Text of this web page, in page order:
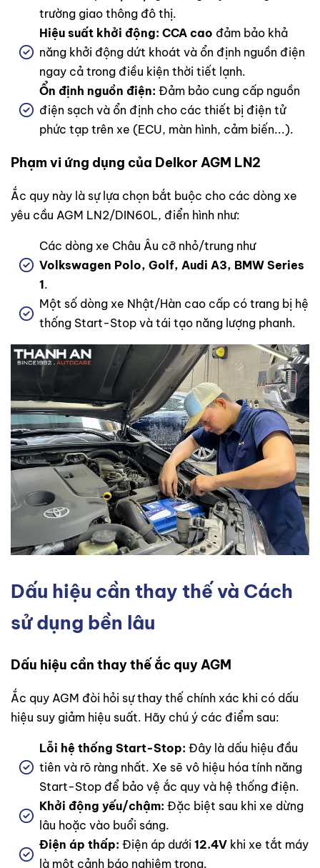
trường giao thông đô thị.
Hiệu suất khởi động: CCA cao đảm bảo khả
năng khởi động dứt khoát và ổn định nguồn điện
ngay cả trong điều kiện thời tiết lạnh.
Ổn định nguồn điện: Đảm bảo cung cấp nguồn
điện sạch và ổn định cho các thiết bị điện tử
phức tạp trên xe (ECU, màn hình, cảm biến...).
Phạm vi ứng dụng của Delkor AGM LN2
Ắc quy này là sự lựa chọn bắt buộc cho các dòng xe
yêu cầu AGM LN2/DIN60L, điển hình như:
Các dòng xe Châu Âu cỡ nhỏ/trung như
Volkswagen Polo, Golf, Audi A3, BMW Series
1.
Một số dòng xe Nhật/Hàn cao cấp có trang bị hệ
thống Start-Stop và tái tạo năng lượng phanh.
Dấu hiệu cần thay thế và Cách
sử dụng bền lâu
Dấu hiệu cần thay thế ắc quy AGM
Ắc quy AGM đòi hỏi sự thay thế chính xác khi có dấu
hiệu suy giảm hiệu suất. Hãy chú ý các điểm sau:
Lỗi hệ thống Start-Stop: Đây là dấu hiệu đầu
tiên và rõ ràng nhất. Xe sẽ vô hiệu hóa tính năng
Start-Stop để bảo vệ ắc quy và hệ thống điện.
Khởi động yếu/chậm: Đặc biệt sau khi xe dừng
lâu hoặc vào buổi sáng.
Điện áp thấp: Điện áp dưới 12.4V khi xe tắt máy
là một cảnh báo nghiêm trọng.